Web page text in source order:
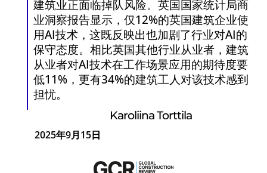
建筑业正面临掉队风险。英国国家统计局商
业洞察报告显示，仅12%的英国建筑企业使
用AI技术，这既反映出也加剧了行业对AI的
保守态度。相比英国其他行业从业者，建筑
从业者对AI技术在工作场景应用的期待度要
低11%，更有34%的建筑工人对该技术感到
担忧。
Karoliina Torttila
2025年9月15日